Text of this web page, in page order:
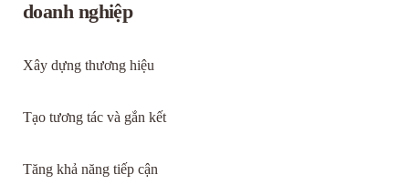
doanh nghiệp
Xây dựng thương hiệu
Tạo tương tác và gắn kết
Tăng khả năng tiếp cận